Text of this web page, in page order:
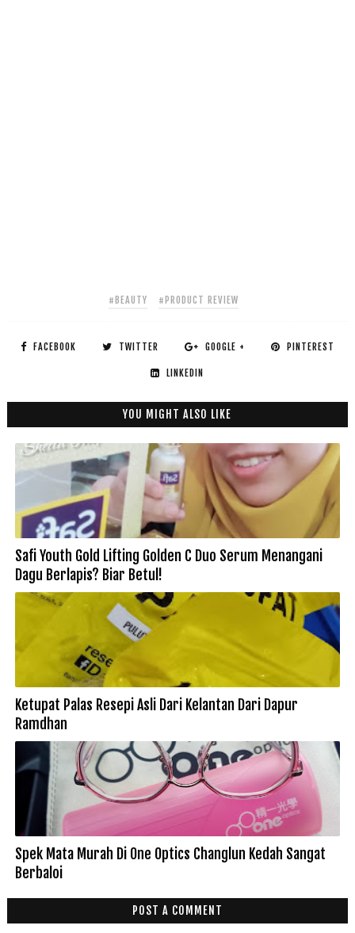
#BEAUTY #PRODUCT REVIEW
FACEBOOK TWITTER GOOGLE + PINTEREST
LINKEDIN
YOU MIGHT ALSO LIKE
Safi Youth Gold Lifting Golden C Duo Serum Menangani
Dagu Berlapis? Biar Betul!
Ketupat Palas Resepi Asli Dari Kelantan Dari Dapur
Ramdhan
Spek Mata Murah Di One Optics Changlun Kedah Sangat
Berbaloi
POST A COMMENT